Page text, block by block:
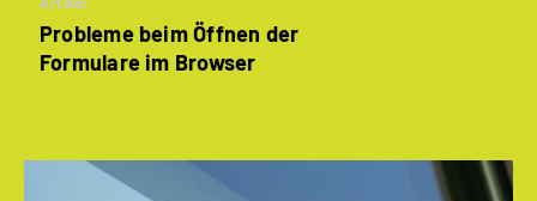
Probleme beim Öffnen der
Formulare im Browser